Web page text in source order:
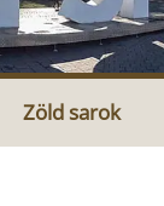
Zöld sarok